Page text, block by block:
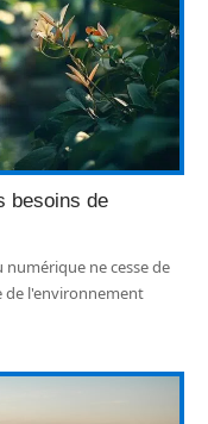
besoins de
ne cesse de
de l'environnement